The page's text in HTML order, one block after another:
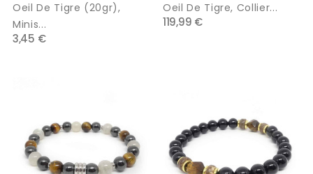
Oeil De Tigre (20gr),
Minis...
3,45 €
Oeil De Tigre, Collier...
119,99 €